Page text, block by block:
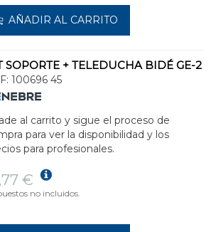
AÑADIR AL CARRITO
SOPORTE + TELEDUCHA BIDÉ GE-2
100696 45
al carrito y sigue el proceso de
para ver la disponibilidad y los
para profesionales.
€
no incluidos.